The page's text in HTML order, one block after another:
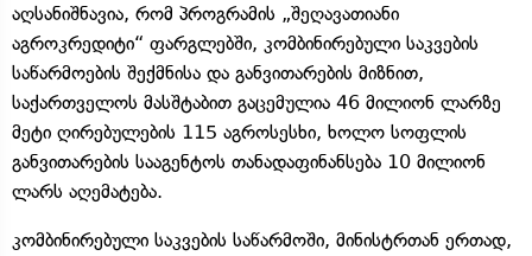
აღსანიშნავია, რომ პროგრამის „შეღავათიანი
აგროკრედიტი“ ფარგლებში, კომბინირებული საკვების
საწარმოების შექმნისა და განვითარების მიზნით,
საქართველოს მასშტაბით გაცემულია 46 მილიონ ლარზე
მეტი ღირებულების 115 აგროსესხი, ხოლო სოფლის
განვითარების სააგენტოს თანადაფინანსება 10 მილიონ
ლარს აღემატება.
კომბინირებული საკვების საწარმოში, მინისტრთან ერთად,